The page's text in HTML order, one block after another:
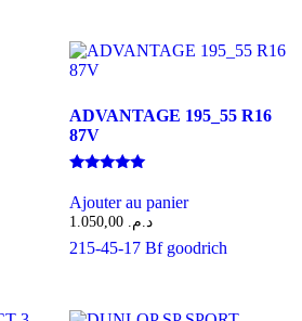
ADVANTAGE 195_55 R16
87V
5.00
sur 5
Ajouter au panier
د.م. 1.050,00
215-45-17 Bf goodrich